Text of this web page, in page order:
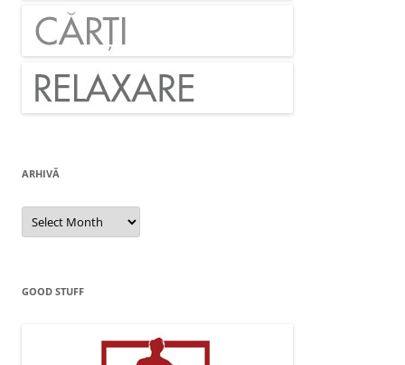
ARHIVĂ
Arhivă
GOOD STUFF